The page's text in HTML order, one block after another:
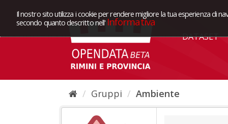
Il nostro sito utilizza i cookie per rendere migliore la tua esperienza di
secondo quanto descritto nell' Informativa
DATASET
Gruppi Ambiente